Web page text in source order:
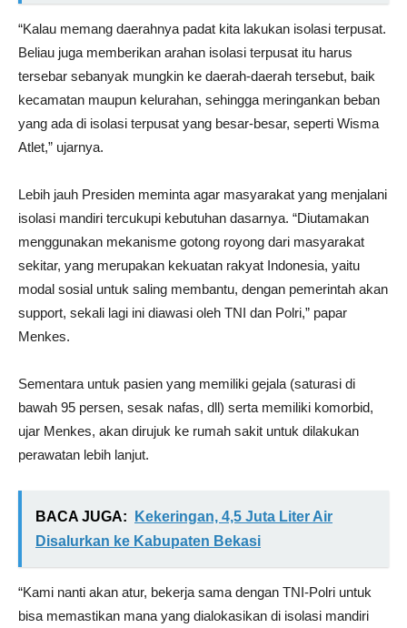
“Kalau memang daerahnya padat kita lakukan isolasi terpusat.
Beliau juga memberikan arahan isolasi terpusat itu harus
tersebar sebanyak mungkin ke daerah-daerah tersebut, baik
kecamatan maupun kelurahan, sehingga meringankan beban
yang ada di isolasi terpusat yang besar-besar, seperti Wisma
Atlet,” ujarnya.
Lebih jauh Presiden meminta agar masyarakat yang menjalani
isolasi mandiri tercukupi kebutuhan dasarnya. “Diutamakan
menggunakan mekanisme gotong royong dari masyarakat
sekitar, yang merupakan kekuatan rakyat Indonesia, yaitu
modal sosial untuk saling membantu, dengan pemerintah akan
support, sekali lagi ini diawasi oleh TNI dan Polri,” papar
Menkes.
Sementara untuk pasien yang memiliki gejala (saturasi di
bawah 95 persen, sesak nafas, dll) serta memiliki komorbid,
ujar Menkes, akan dirujuk ke rumah sakit untuk dilakukan
perawatan lebih lanjut.
BACA JUGA:
Kekeringan, 4,5 Juta Liter Air
Disalurkan ke Kabupaten Bekasi
“Kami nanti akan atur, bekerja sama dengan TNI-Polri untuk
bisa memastikan mana yang dialokasikan di isolasi mandiri